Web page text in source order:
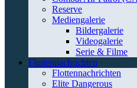
Reserve
Mediengalerie
Bildergalerie
Videogalerie
Serie & Filme
Flottennachrichten
Flottennachrichten
Elite Dangerous